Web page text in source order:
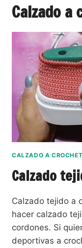
Calzado a
CALZADO A CROCHET
Calzado
Calzado tejido a
hacer calzado
cordones. Si
deportivas a